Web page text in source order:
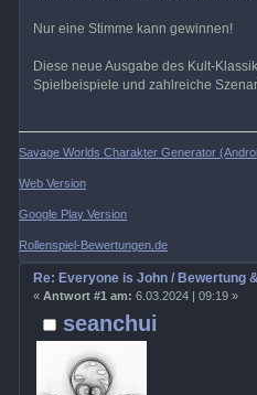
Nur eine Stimme kann gewinnen!
Diese neue Ausgabe des Kult-
Spielbeispiele und zahlreiche
Savage Worlds Charakter Generator
Web Version
Google Play Version
Rollenspiel-Bewertungen.de
seanchui
Re: Everyone is John / Bewertung
« Antwort #1 am: 6.03.2024 | 09:19 »